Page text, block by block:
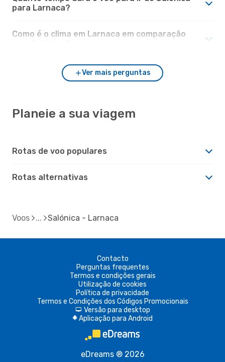
para Larnaca?
Como é o clima em Larnaca em comparação
Ver mais perguntas
Planeie a sua viagem
Rotas de voo populares
Rotas alternativas
Voos Salónica - Larnaca
Contacto
Perguntas frequentes
Termos e condições gerais
Utilização de cookies
Política de privacidade
Termos e Condições dos Códigos Promocionais
d Versão para desktop
A Aplicação para Android
eDreams ® 2026